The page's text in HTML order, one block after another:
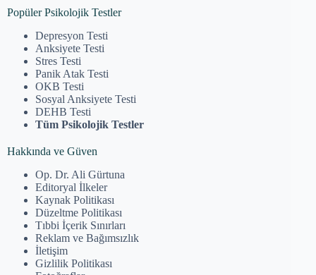
Popüler Psikolojik Testler
Depresyon Testi
Anksiyete Testi
Stres Testi
Panik Atak Testi
OKB Testi
Sosyal Anksiyete Testi
DEHB Testi
Tüm Psikolojik Testler
Hakkında ve Güven
Op. Dr. Ali Gürtuna
Editoryal İlkeler
Kaynak Politikası
Düzeltme Politikası
Tıbbi İçerik Sınırları
Reklam ve Bağımsızlık
İletişim
Gizlilik Politikası